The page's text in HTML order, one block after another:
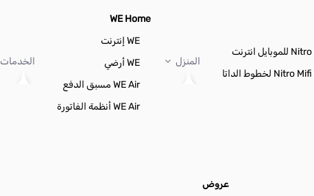
المنزل
WE Home
WE إنترنت
WE أرضي
WE Air مسبق الدفع
WE Air أنظمة الفاتورة
الخدمات
عروض